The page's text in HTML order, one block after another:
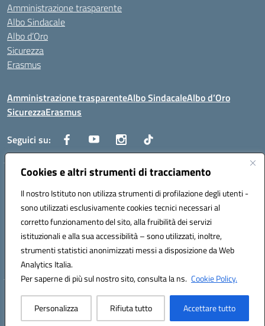
Cookies e altri strumenti di tracciamento
Il nostro Istituto non utilizza strumenti di profilazione degli utenti -
sono utilizzati esclusivamente cookies tecnici necessari al
corretto funzionamento del sito, alla fruibilità dei servizi
istituzionali e alla sua accessibilità – sono utilizzati, inoltre,
strumenti statistici anonimizzati messi a disposizione da Web
Analytics Italia.
Per saperne di più sul nostro sito, consulta la ns. Cookie Policy.
Personalizza Rifiuta tutto Accettare tutto
Amministrazione trasparente
Albo Sindacale
Albo d’Oro
Sicurezza
Erasmus
Amministrazione trasparenteAlbo SindacaleAlbo d’Oro
SicurezzaErasmus
Seguici su:
Centralino:0885.426034 Email:FGTD02000P@istruzione.it
Posta elettronica certificata (PEC):fgtd02000p@pec.istruzione.it
Codice fiscale: 81002930717
Codice meccanografico:FGTD02000P
Codice unico di fatturazione (CUF): UFUN7Y
Hosting & Powered by 3D Solution S.r.l.
Concept & Design by Designers Italia